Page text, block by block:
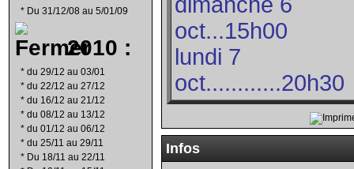
* Du 31/12/08 au 5/01/09
2010 :
* du 29/12 au 03/01
* du 22/12 au 27/12
* du 16/12 au 21/12
* du 08/12 au 13/12
* du 01/12 au 06/12
* du 25/11 au 29/11
* Du 18/11 au 22/11
oct...15h00
lundi 7
oct............20h30
Infos